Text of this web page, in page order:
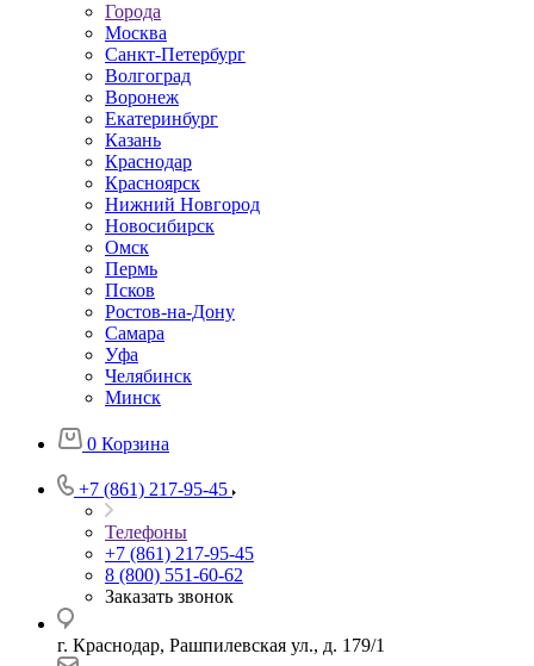
Города
Москва
Санкт-Петербург
Волгоград
Воронеж
Екатеринбург
Казань
Краснодар
Красноярск
Нижний Новгород
Новосибирск
Омск
Пермь
Псков
Ростов-на-Дону
Самара
Уфа
Челябинск
Минск
0 Корзина
+7 (861) 217-95-45
Телефоны
+7 (861) 217-95-45
8 (800) 551-60-62
Заказать звонок
г. Краснодар, Рашпилевская ул., д. 179/1